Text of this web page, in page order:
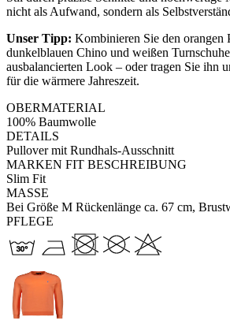
nicht als Aufwand, sondern als
Unser Tipp: Kombinieren Sie den orangen
dunkelblauen Chino und weißen
ausbalancierten Look – oder tragen Sie ihn
für die wärmere Jahreszeit.
OBERMATERIAL
100% Baumwolle
DETAILS
Pullover mit Rundhals-Ausschnitt
MARKEN FIT BESCHREIBUNG
Slim Fit
MASSE
Bei Größe M Rückenlänge ca. 67 cm,
PFLEGE